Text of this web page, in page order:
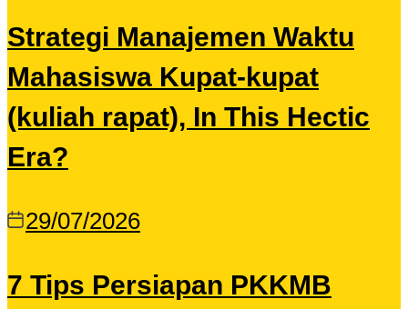
Strategi Manajemen Waktu
Mahasiswa Kupat-kupat
(kuliah rapat), In This Hectic
Era?
29/07/2026
7 Tips Persiapan PKKMB